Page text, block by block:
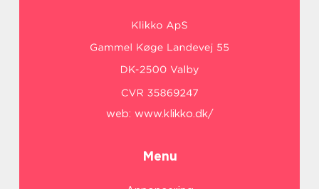
web: www.klikko.dk/
Menu